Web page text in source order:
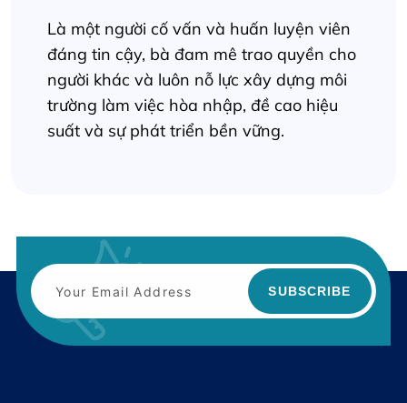
Là một người cố vấn và huấn luyện viên
đáng tin cậy, bà đam mê trao quyền cho
người khác và luôn nỗ lực xây dựng môi
trường làm việc hòa nhập, đề cao hiệu
suất và sự phát triển bền vững.
SUBSCRIBE